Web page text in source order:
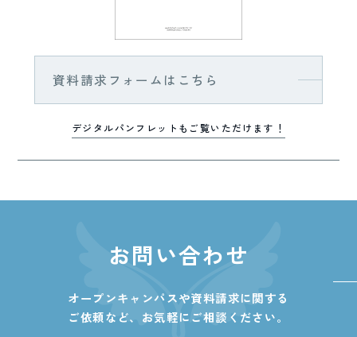
資料請求フォームはこちら
デジタルパンフレットもご覧いただけます！
お問い合わせ
オープンキャンパスや資料請求に関する
ご依頼など、 お気軽にご相談ください。